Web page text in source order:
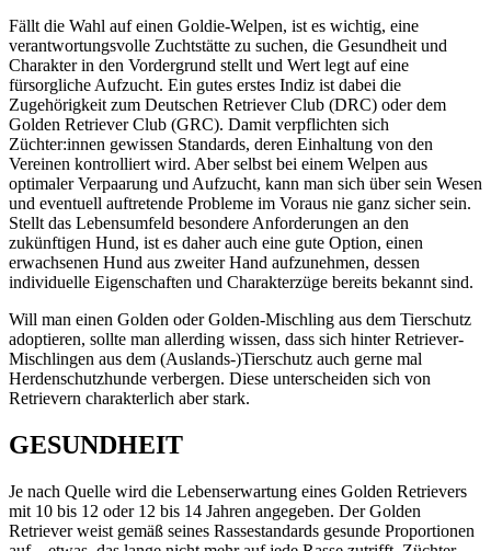
Fällt die Wahl auf einen Goldie-Welpen, ist es wichtig, eine
verantwortungsvolle Zuchtstätte zu suchen, die Gesundheit und
Charakter in den Vordergrund stellt und Wert legt auf eine
fürsorgliche Aufzucht. Ein gutes erstes Indiz ist dabei die
Zugehörigkeit zum Deutschen Retriever Club (DRC) oder dem
Golden Retriever Club (GRC). Damit verpflichten sich
Züchter:innen gewissen Standards, deren Einhaltung von den
Vereinen kontrolliert wird. Aber selbst bei einem Welpen aus
optimaler Verpaarung und Aufzucht, kann man sich über sein Wesen
und eventuell auftretende Probleme im Voraus nie ganz sicher sein.
Stellt das Lebensumfeld besondere Anforderungen an den
zukünftigen Hund, ist es daher auch eine gute Option, einen
erwachsenen Hund aus zweiter Hand aufzunehmen, dessen
individuelle Eigenschaften und Charakterzüge bereits bekannt sind.
Will man einen Golden oder Golden-Mischling aus dem Tierschutz
adoptieren, sollte man allerding wissen, dass sich hinter Retriever-
Mischlingen aus dem (Auslands-)Tierschutz auch gerne mal
Herdenschutzhunde verbergen. Diese unterscheiden sich von
Retrievern charakterlich aber stark.
GESUNDHEIT
Je nach Quelle wird die Lebenserwartung eines Golden Retrievers
mit 10 bis 12 oder 12 bis 14 Jahren angegeben. Der Golden
Retriever weist gemäß seines Rassestandards gesunde Proportionen